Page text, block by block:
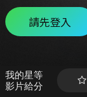
請先登入
我的星等
影片給分